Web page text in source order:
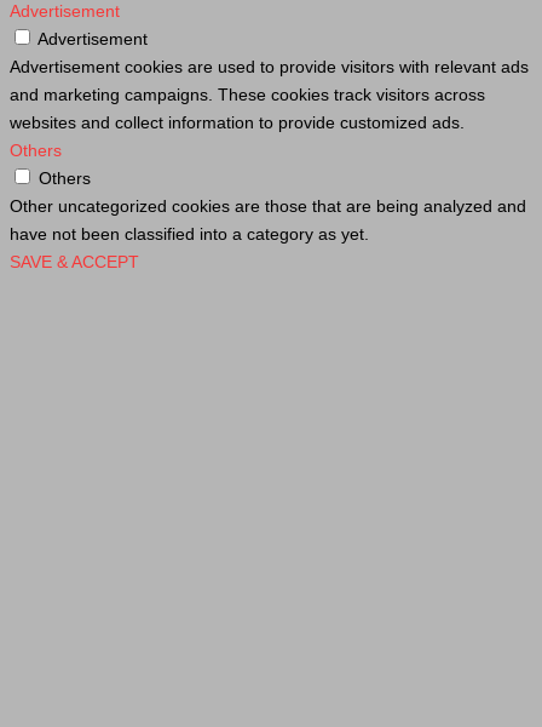
Advertisement
Advertisement
Advertisement cookies are used to provide visitors with relevant ads
and marketing campaigns. These cookies track visitors across
websites and collect information to provide customized ads.
Others
Others
Other uncategorized cookies are those that are being analyzed and
have not been classified into a category as yet.
SAVE & ACCEPT